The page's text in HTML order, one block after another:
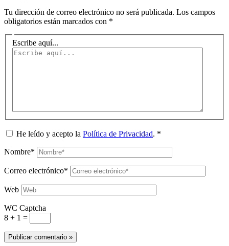
Tu dirección de correo electrónico no será publicada. Los campos
obligatorios están marcados con *
Escribe aquí...
He leído y acepto la Política de Privacidad. *
Nombre*
Correo electrónico*
Web
WC Captcha
8 + 1 =